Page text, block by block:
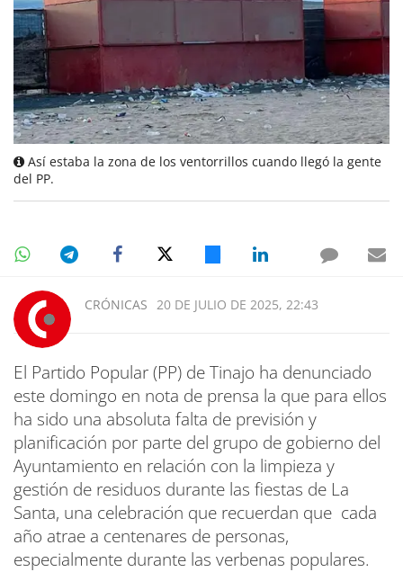
Así estaba la zona de los ventorrillos cuando llegó la gente
del PP.
CRÓNICAS 20 DE JULIO DE 2025, 22:43
El Partido Popular (PP) de Tinajo ha denunciado
este domingo en nota de prensa la que para ellos
ha sido una absoluta falta de previsión y
planificación por parte del grupo de gobierno del
Ayuntamiento en relación con la limpieza y
gestión de residuos durante las fiestas de La
Santa, una celebración que recuerdan que cada
año atrae a centenares de personas,
especialmente durante las verbenas populares.